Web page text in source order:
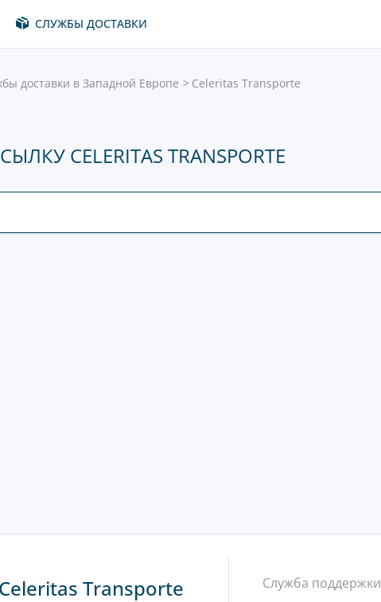
СЛУЖБЫ ДОСТАВКИ
доставки в Западной Европе Celeritas Transporte
CELERITAS TRANSPORTE
Celeritas Transporte
Служба поддержки